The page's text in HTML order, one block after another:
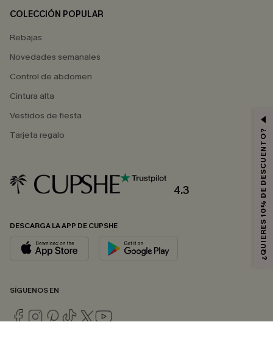
COLECCIÓN POPULAR
Rebajas
Novedades semanales
Control de abdomen
Cintura alta
Vestidos de fiesta
Tarjeta regalo
4.3
DESCARGA LA APP DE CUPSHE
SÍGUENOS EN
¿QUIERES 10% DE DESCUENTO?